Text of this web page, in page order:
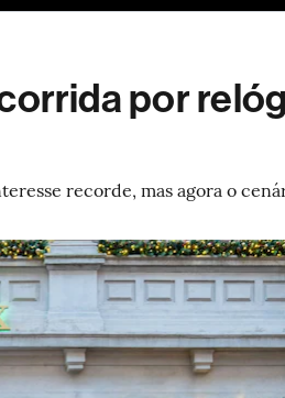
por
recorde, mas agora o